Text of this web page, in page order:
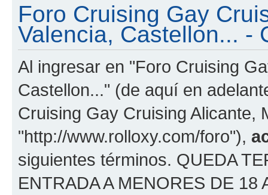
Foro Cruising Gay
Valencia, Castellon... -
Al ingresar en "Foro Cruising
Castellon..." (de aquí en
Cruising Gay Cruising Alicante,
"http://www.rolloxy.com/foro"),
siguientes términos. QUEDA
ENTRADA A MENORES DE